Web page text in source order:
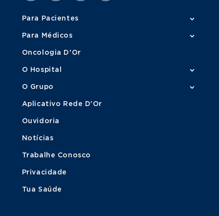
Para Pacientes
Para Médicos
Oncologia D'Or
O Hospital
O Grupo
Aplicativo Rede D'Or
Ouvidoria
Notícias
Trabalhe Conosco
Privacidade
Tua Saúde